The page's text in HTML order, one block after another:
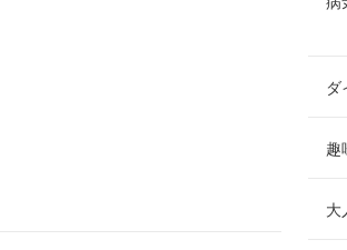
ダ
趣
大